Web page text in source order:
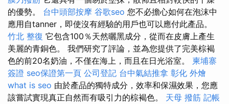
的優勢。 台中頭部按摩 谷歌seo 您不必擔心如何在泡沫中
應用自tanner，即使沒有經驗的用戶也可以應付此產品。
竹北 整復 它包含100％天然曬黑成分，從而在皮膚上產生
美麗的青銅色。 我們研究了評論，並為您提供了完美棕褐
色的前20名奶油，不僅在海上，而且在日光浴室。 柬埔寨
簽證 seo保證第一頁 公司登記 台中氣結推拿 彰化 外燴
what is seo 由於產品的獨特成分，效率和保濕效果，您應
該嘗試實現真正自然而有吸引力的棕褐色。 天母 撥筋 記帳